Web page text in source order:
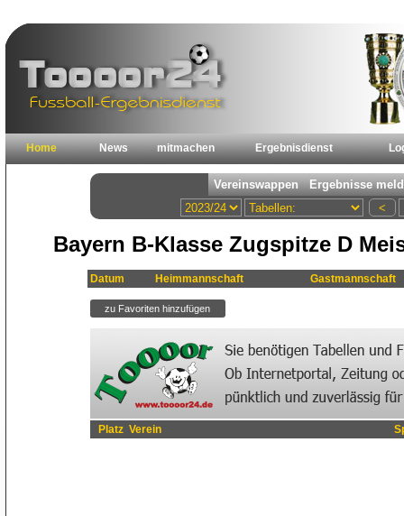
Home News mitmachen Ergebnisdienst
Bayern B-Klasse Zugspitze D
Datum Heimmannschaft Gastmannschaft
Platz Verein